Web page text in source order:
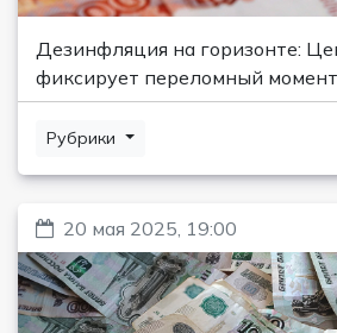
Дезинфляция на горизонте:
фиксирует переломный момент
Рубрики
20 мая 2025, 19:00